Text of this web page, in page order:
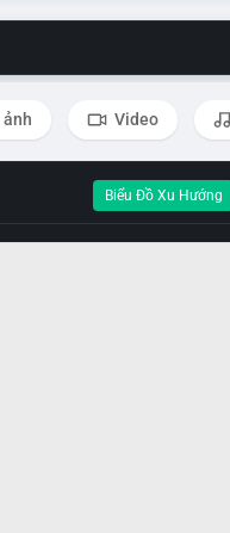
ảnh Video
Biểu Đồ Xu Hướng